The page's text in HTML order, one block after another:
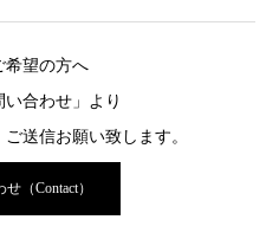
希望の方へ
合わせ」より
送信お願い致します。
（Contact）